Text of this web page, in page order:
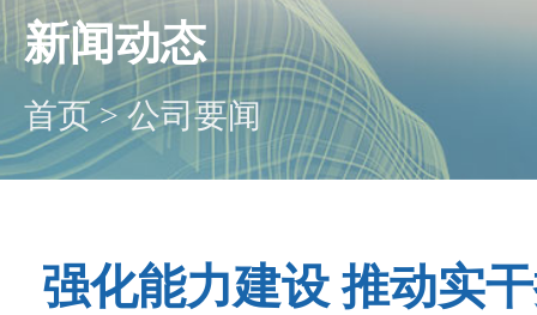
新闻动态
首页>公司要闻
强化能力建设 推动实